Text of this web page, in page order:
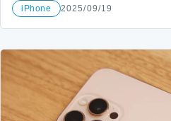
iPhone 2025/09/19